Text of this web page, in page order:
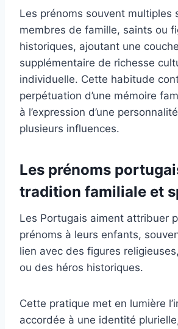
Les prénoms souvent multiples
membres de famille, saints ou
historiques, ajoutant une couche
supplémentaire de richesse
individuelle. Cette habitude
perpétuation d’une mémoire
à l’expression d’une
plusieurs influences.
Les prénoms
tradition familiale et
Les Portugais aiment attribuer
prénoms à leurs enfants,
lien avec des figures
ou des héros historiques.
Cette pratique met en lumière
accordée à une identité